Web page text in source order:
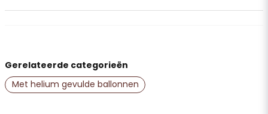
name
Naam
Gerelateerde categorieën
Met helium gevulde ballonnen